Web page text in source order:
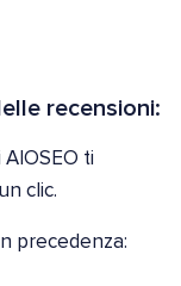
recensioni:
AIOSEO ti
clic.
precedenza: